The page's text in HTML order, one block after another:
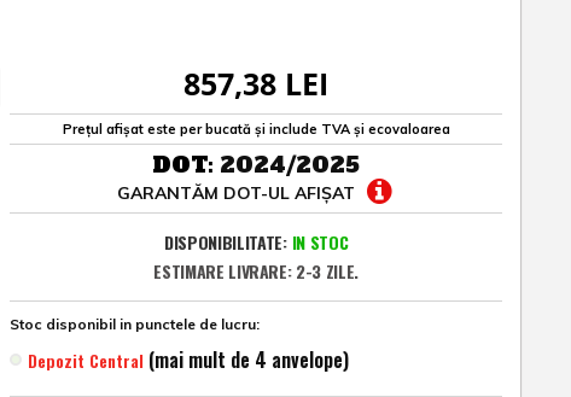
857,38 LEI
Prețul afișat este per bucată și include TVA și ecovaloarea
DOT: 2024/2025
GARANTĂM DOT-UL AFIȘAT
DISPONIBILITATE: IN STOC
ESTIMARE LIVRARE: 2-3 ZILE.
Stoc disponibil in punctele de lucru:
Depozit Central (mai mult de 4 anvelope)